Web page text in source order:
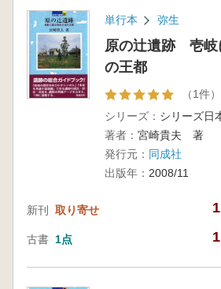
単行本 弥生
原の辻遺跡 壱岐
の王都
（1件）
シリーズ： シリーズ日
著者： 宮崎貴夫 著
発行元： 同成社
出版年： 2008/11
新刊 取り寄せ
古書 1点